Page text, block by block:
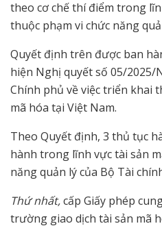
theo cơ chế thí điểm trong
thuộc phạm vi chức năng
Quyết định trên được ban
hiện Nghị quyết số 05/2025/
Chính phủ về việc triển khai
mã hóa tại Việt Nam.
Theo Quyết định, 3 thủ tục
hành trong lĩnh vực tài sản
năng quản lý của Bộ Tài
Thứ nhất,cấp Giấy phép
trường giao dịch tài sản mã